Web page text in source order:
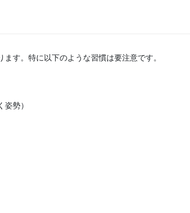
す。特に以下のような習慣は要注意です。
勢）